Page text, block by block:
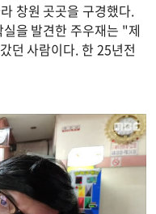
창원 곳곳을 구경했다.
을 발견한 주우재는 "제
던 사람이다. 한 25년전